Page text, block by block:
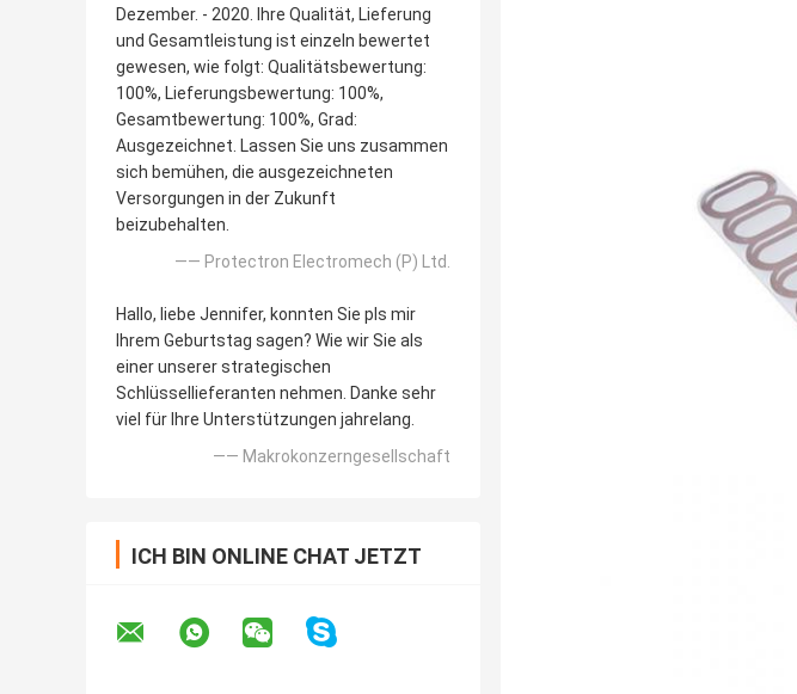
Dezember. - 2020. Ihre Qualität, Lieferung
und Gesamtleistung ist einzeln bewertet
gewesen, wie folgt: Qualitätsbewertung:
100%, Lieferungsbewertung: 100%,
Gesamtbewertung: 100%, Grad:
Ausgezeichnet. Lassen Sie uns zusammen
sich bemühen, die ausgezeichneten
Versorgungen in der Zukunft
beizubehalten.
—— Protectron Electromech (P) Ltd.
Hallo, liebe Jennifer, konnten Sie pls mir
Ihrem Geburtstag sagen? Wie wir Sie als
einer unserer strategischen
Schlüssellieferanten nehmen. Danke sehr
viel für Ihre Unterstützungen jahrelang.
—— Makrokonzerngesellschaft
ICH BIN ONLINE CHAT JETZT